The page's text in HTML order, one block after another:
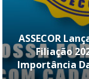
ASSECOR
Filiação
Importância